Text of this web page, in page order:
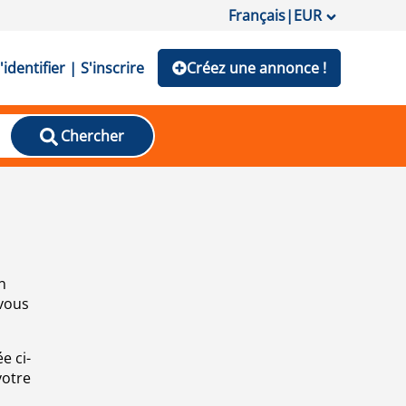
Français|EUR
| S'inscrire Créez une annonce !
Chercher
ci-